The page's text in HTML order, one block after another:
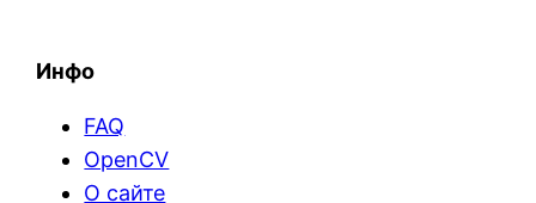
Инфо
FAQ
OpenCV
О сайте